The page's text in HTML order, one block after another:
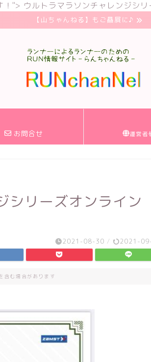
！"> ウルトラマラソンチャレンジシ
【山ちゃんねる】もご贔屓に♪
お問合せ 運営者
シリーズオンライン
2021-08-30 / 2021-
含む場合があります